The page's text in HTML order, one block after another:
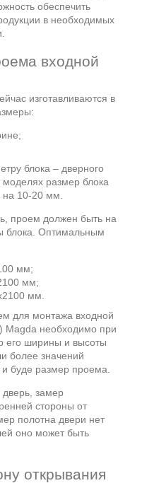
обеспечить
в необходимых
входной
изготавливаются в
блока – дверного
моделях размер блока
на 10-20 мм.
проем должен быть на
блока. Оптимальным
мм;
мм;
мм.
для монтажа входной
Magda необходимо при
его ширины и высоты
более значений
буде размер проема.
замер
стороны от
полотна двери нет
оно может быть
открывания